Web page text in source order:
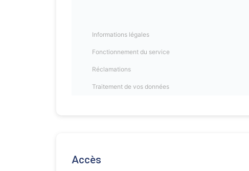
Accès